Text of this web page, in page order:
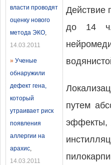
власти проводят
оценку нового
метода ЭКО,
14.03.2011
» Ученые
обнаружили
дефект гена,
который
утраивает риск
появления
аллергии на
арахис,
14.03.2011
Действие
до 14 ч.
путем
эффекты,